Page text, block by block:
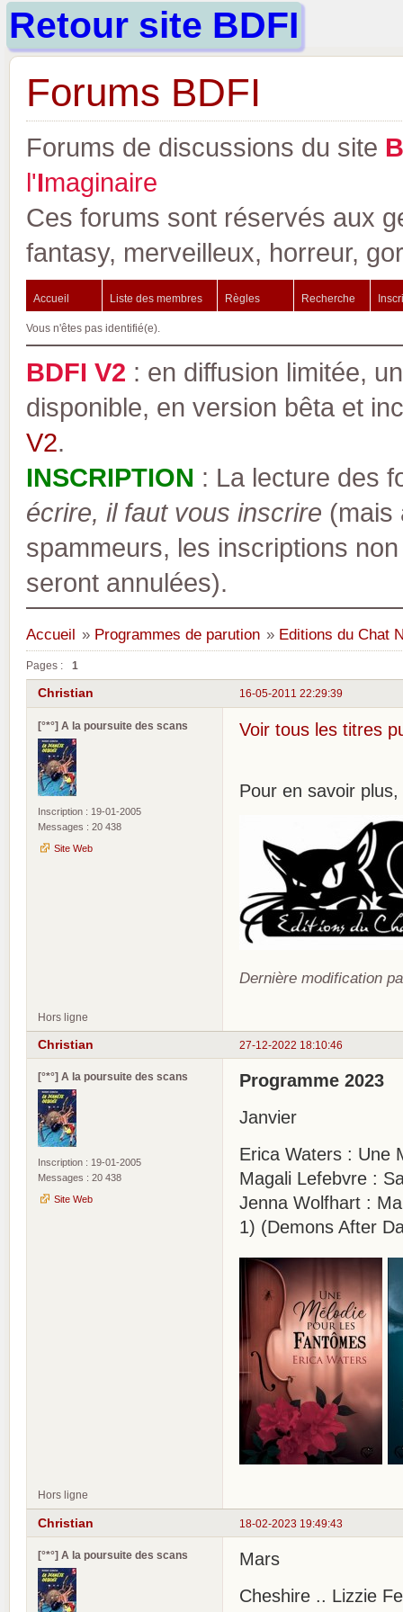
Retour site BDFI
Forums BDFI
Forums de discussions du site B
l'Imaginaire
Ces forums sont réservés aux
fantasy, merveilleux, horreur,
Accueil Liste des membres Règles Recherche
Vous n'êtes pas identifié(e).
BDFI V2 : en diffusion limitée,
disponible, en version bêta et
V2.
INSCRIPTION : La lecture des
écrire, il faut vous inscrire (mais
spammeurs, les inscriptions
seront annulées).
Accueil » Programmes de parution » Editions du Chat
Pages : 1
16-05-2011 22:29:39
Christian
[°*°] A la poursuite des scans
Inscription : 19-01-2005
Messages : 20 438
Site Web
Voir tous les titres
Pour en savoir
Dernière modification
Hors ligne
27-12-2022 18:10:46
Christian
[°*°] A la poursuite des scans
Inscription : 19-01-2005
Messages : 20 438
Site Web
Programme 2023
Janvier
Erica Waters : Une
Magali Lefebvre :
Jenna Wolfhart :
1) (Demons After
Hors ligne
18-02-2023 19:49:43
Christian
[°*°] A la poursuite des scans
Mars
Cheshire .. Lizzie